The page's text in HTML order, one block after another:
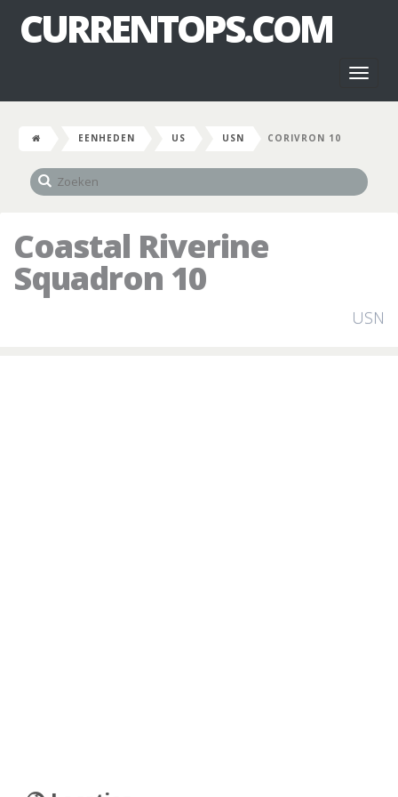
CURRENTOPS.COM
EENHEDEN US USN CORIVRON 10
Coastal Riverine
Squadron 10
USN